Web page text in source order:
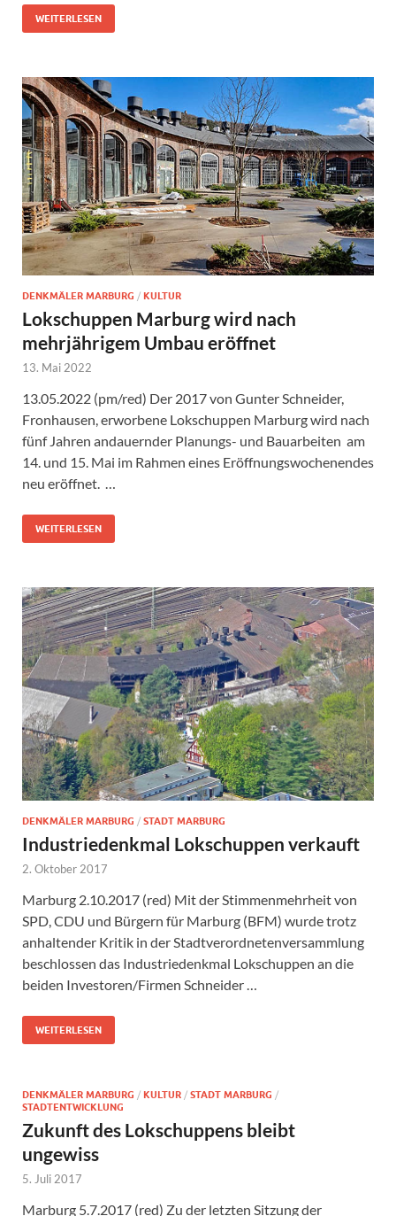
WEITERLESEN
DENKMÄLER MARBURG / KULTUR
Lokschuppen Marburg wird nach
mehrjährigem Umbau eröffnet
13. Mai 2022
13.05.2022 (pm/red) Der 2017 von Gunter Schneider,
Fronhausen, erworbene Lokschuppen Marburg wird nach
fünf Jahren andauernder Planungs- und Bauarbeiten am
14. und 15. Mai im Rahmen eines Eröffnungswochenendes
neu eröffnet. …
WEITERLESEN
DENKMÄLER MARBURG / STADT MARBURG
Industriedenkmal Lokschuppen verkauft
2. Oktober 2017
Marburg 2.10.2017 (red) Mit der Stimmenmehrheit von
SPD, CDU und Bürgern für Marburg (BFM) wurde trotz
anhaltender Kritik in der Stadtverordnetenversammlung
beschlossen das Industriedenkmal Lokschuppen an die
beiden Investoren/Firmen Schneider …
WEITERLESEN
DENKMÄLER MARBURG / KULTUR / STADT MARBURG /
STADTENTWICKLUNG
Zukunft des Lokschuppens bleibt
ungewiss
5. Juli 2017
Marburg 5.7.2017 (red) Zu der letzten Sitzung der